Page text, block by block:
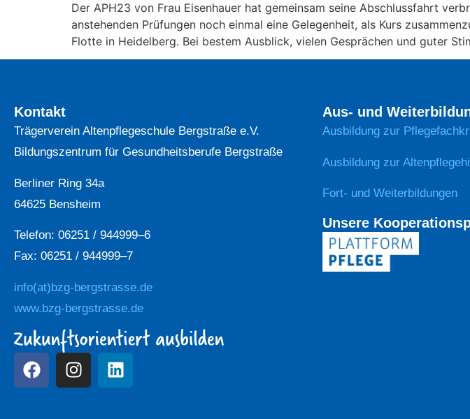
Der APH23 von Frau Eisenhauer hat gemeinsam seine Abschlussfahrt
anstehenden Prüfungen noch einmal eine Gelegenheit, als Kurs
Flotte in Heidelberg. Bei bestem Ausblick, vielen Gesprächen und guter
Kontakt
Trägerverein Altenpflegeschule Bergstraße e.V.
Bildungszentrum für Gesundheitsberufe Bergstraße
Berliner Ring 34a
64625 Bensheim
Telefon: 06251 / 944999–6
Fax: 06251 / 944999–7
info(at)bzg-bergstrasse.de
www.bzg-bergstrasse.de
Aus- und
Ausbildung zur
Ausbildung zur
Fort- und Weiterbildungen
Unsere